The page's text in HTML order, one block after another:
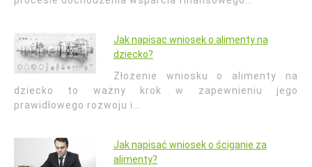
Jak napisac wniosek o alimenty na
dziecko?
Złożenie wniosku o alimenty na
dziecko to ważny krok w zapewnieniu jego
prawidłowego rozwoju i…
Jak napisać wniosek o ściganie za
alimenty?